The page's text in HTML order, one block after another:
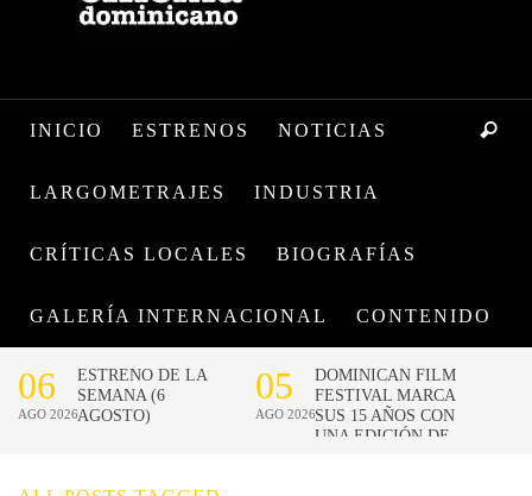
INICIO ESTRENOS NOTICIAS
LARGOMETRAJES INDUSTRIA
CRÍTICAS LOCALES BIOGRAFÍAS
GALERÍA INTERNACIONAL CONTENIDO